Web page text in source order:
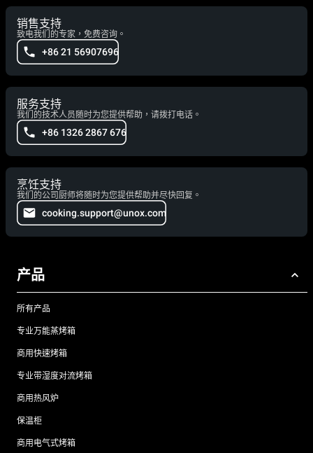
销售支持
致电我们的专家，免费咨询。
+86 21 56907696
服务支持
我们的技术人员随时为您提供帮助，请拨打电话。
+86 1326 2867 676
烹饪支持
我们的公司厨师将随时为您提供帮助并尽快回复。
cooking.support@unox.com
产品
所有产品
专业万能蒸烤箱
商用快速烤箱
专业带湿度对流烤箱
商用热风炉
保温柜
商用电气式烤箱